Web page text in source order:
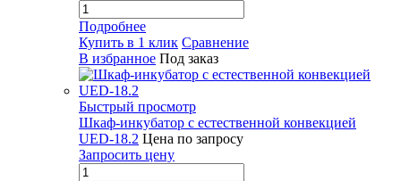
Подробнее
Купить в 1 клик Сравнение
В избранное Под заказ
Быстрый просмотр
Шкаф-инкубатор с естественной конвекцией
UED-18.2 Цена по запросу
Запросить цену